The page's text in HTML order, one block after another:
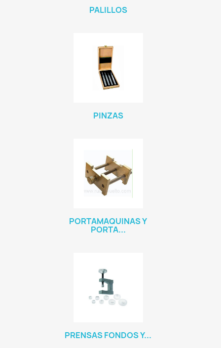
PALILLOS
PINZAS
PORTAMAQUINAS Y
PORTA...
PRENSAS FONDOS Y...